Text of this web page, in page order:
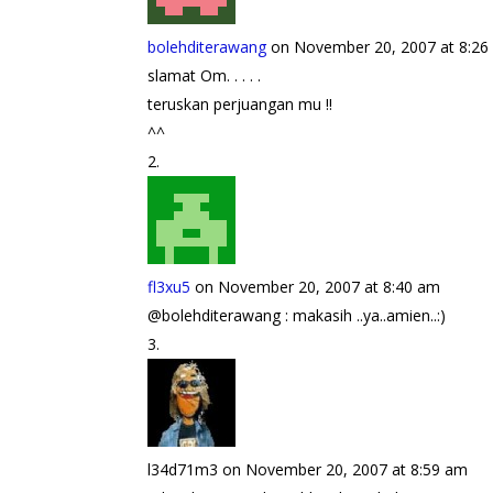
bolehditerawang on November 20, 2007 at
slamat Om. . . . .
teruskan perjuangan mu !!
^^
fl3xu5 on November 20, 2007 at 8:40 am
@bolehditerawang : makasih ..ya..amien..:)
l34d71m3 on November 20, 2007 at 8:59 am